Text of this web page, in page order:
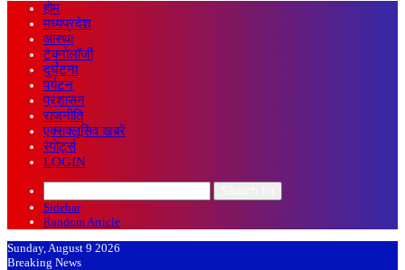
होम
मध्यप्रदेश
आस्था
टेक्नोलॉजी
दुर्घटना
पर्यटन
प्रशासन
राजनीति
एक्सक्लूसिव खबरें
स्पोर्ट्स
LOGIN
Sidebar
Random Article
Sunday, August 9 2026
Breaking News